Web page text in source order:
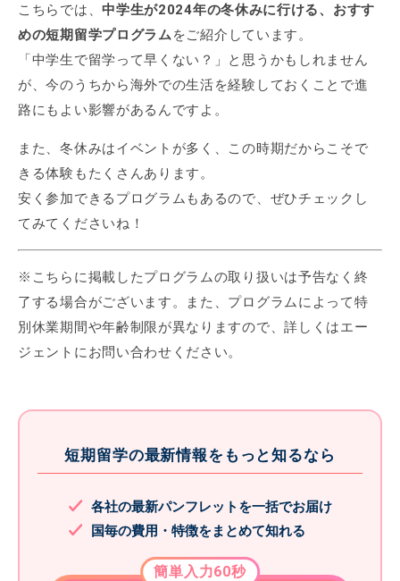
こちらでは、中学生が2024年の冬休みに行ける、おすす
めの短期留学プログラムをご紹介しています。
「中学生で留学って早くない？」と思うかもしれません
が、今のうちから海外での生活を経験しておくことで進
路にもよい影響があるんですよ。
また、冬休みはイベントが多く、この時期だからこそで
きる体験もたくさんあります。
安く参加できるプログラムもあるので、ぜひチェックし
てみてくださいね！
※こちらに掲載したプログラムの取り扱いは予告なく終
了する場合がございます。また、プログラムによって特
別休業期間や年齢制限が異なりますので、詳しくはエー
ジェントにお問い合わせください。
短期留学の最新情報をもっと知るなら
各社の最新パンフレットを一括でお届け
国毎の費用・特徴をまとめて知れる
簡単入力60秒